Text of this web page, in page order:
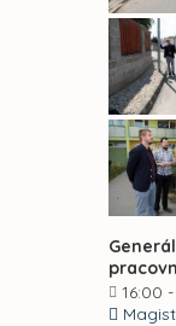
16:00